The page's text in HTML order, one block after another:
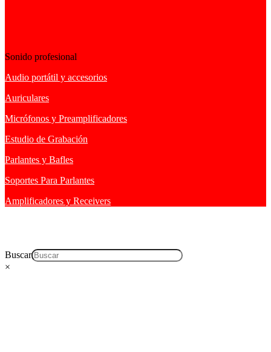
Sonido profesional
Audio portátil y accesorios
Auriculares
Micrófonos y Preamplificadores
Estudio de Grabación
Parlantes y Bafles
Soportes Para Parlantes
Amplificadores y Receivers
Buscar
×